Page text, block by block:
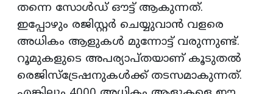
തന്നെ സോള്‍ഡ് ഔട്ട് ആകുന്നത്.
ഇപ്പോഴും രജിസ്റ്റര്‍ ചെയ്യുവാന്‍ വളരെ
അധികം ആളുകള്‍ മുന്നോട്ട് വരുന്നുണ്ട്.
റൂമുകളുടെ അപര്യാപ്തയാണ് കൂടുതല്‍
രെജിസ്‌ട്രേഷനുകള്‍ക്ക് തടസമാകുന്നത്.